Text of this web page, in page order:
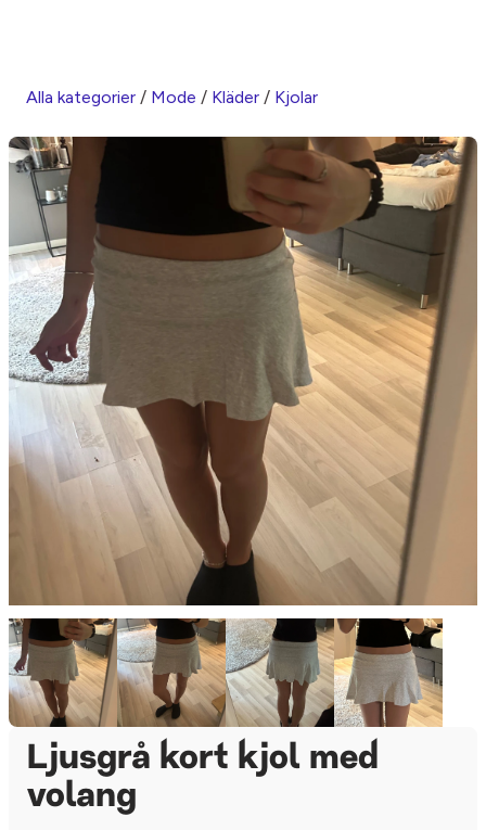
Alla kategorier / Mode / Kläder / Kjolar
Ljusgrå kort kjol med
volang